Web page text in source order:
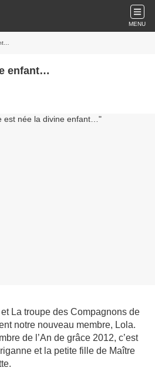
MENU
enfant…
La troupe des Compagnons de
notre nouveau membre, Lola.
de l’An de grâce 2012, c’est
et la petite fille de Maître